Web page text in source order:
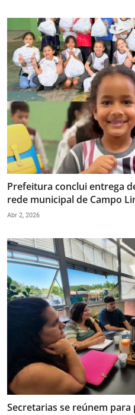
Prefeitura conclui entrega
rede municipal de Campo
Abr 2, 2026
Secretarias se reúnem para